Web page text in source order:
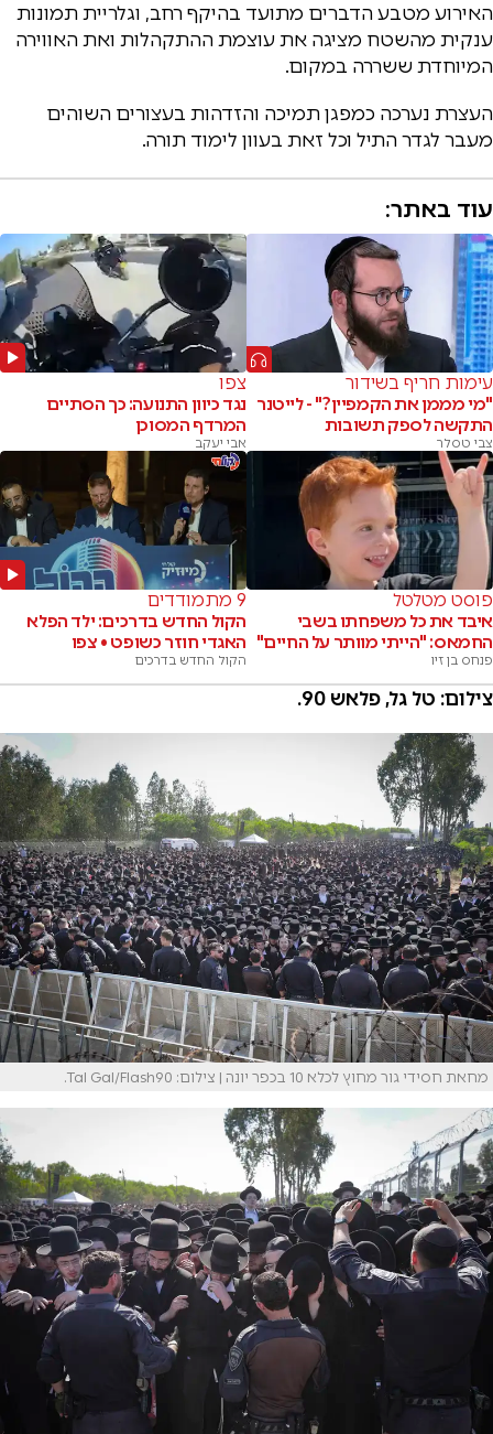
האירוע מטבע הדברים מתועד בהיקף רחב, וגלריית תמונות
ענקית מהשטח מציגה את עוצמת ההתקהלות ואת האווירה
המיוחדת ששררה במקום.
העצרת נערכה כמפגן תמיכה והזדהות בעצורים השוהים
מעבר לגדר התיל וכל זאת בעוון לימוד תורה.
עוד באתר:
עימות חריף בשידור
"מי מממן את הקמפיין?" - לייטנר
התקשה לספק תשובות
צבי טסלר
צפו
נגד כיוון התנועה: כך הסתיים
המרדף המסוכן
אבי יעקב
פוסט מטלטל
איבד את כל משפחתו בשבי
החמאס: "הייתי מוותר על החיים"
פנחס בן זיו
9 מתמודדים
הקול החדש בדרכים: ילד הפלא
האגדי חוזר כשופט • צפו
הקול החדש בדרכים
צילום: טל גל, פלאש 90.
מחאת חסידי גור מחוץ לכלא 10 בכפר יונה | צילום: Tal Gal/Flash90.